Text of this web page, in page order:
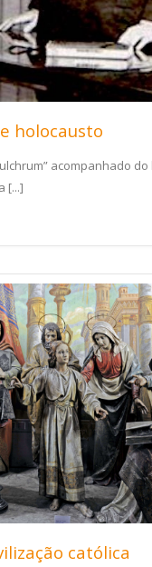
holocausto
acompanhado
[...]
católica